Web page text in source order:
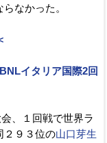
なかった。
イタリア国際2回
、１回戦で世界ラ
２９３位の山口芽生